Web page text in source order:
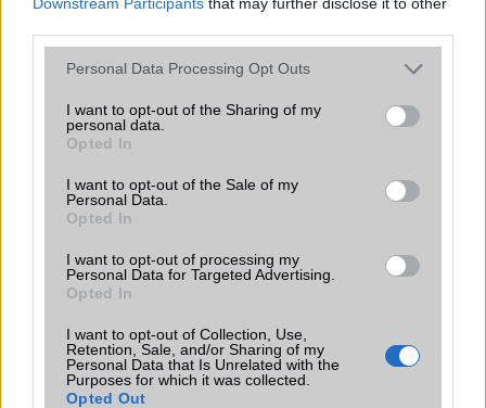
Please note that this website/app uses one or more Google
not limited to your visit or usage behaviour. You may click to
grant or deny consent to Google and its third-party tags to
use your data for below specified purposes in below Google
consent section.
Personal Data Processing Opt Outs
I want to opt-out of the Sharing of my
personal data.
Opted In
I want to opt-out of the Sale of my
Personal Data.
Opted In
I want to opt-out of processing my
Personal Data for Targeted Advertising.
Opted In
I want to opt-out of Collection, Use,
Retention, Sale, and/or Sharing of my
Personal Data that Is Unrelated with the
Purposes for which it was collected.
Opted Out
MOBILTELEFON MÁRKÁK
Honor
Huawei
Motorola
Realme